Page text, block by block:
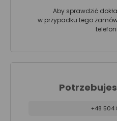
Aby sprawdzić
w przypadku tego
+48 504